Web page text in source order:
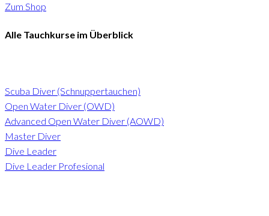
Zum Shop
Alle Tauchkurse im Überblick
Scuba Diver (Schnuppertauchen)
Open Water Diver (OWD)
Advanced Open Water Diver (AOWD)
Master Diver
Dive Leader
Dive Leader Profesional